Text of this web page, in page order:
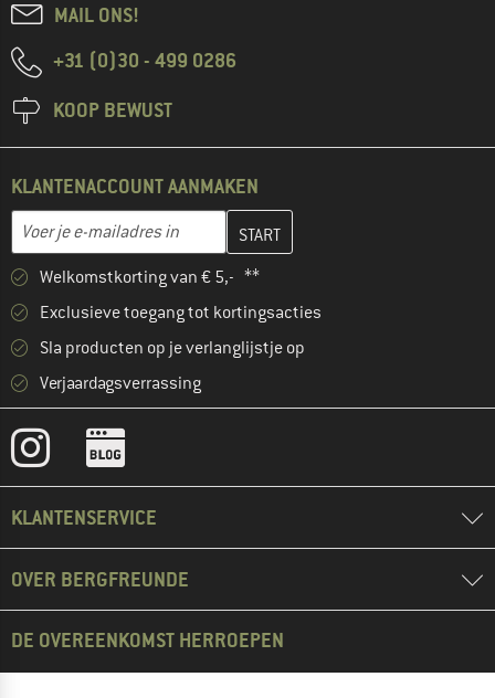
MAIL ONS!
+31 (0)30 - 499 0286
KOOP BEWUST
KLANTENACCOUNT AANMAKEN
E-mailadres
Vul je e-mailadres hier in en maak in de volgende stap je
Welkomstkorting van € 5,- **
Exclusieve toegang tot kortingsacties
Sla producten op je verlanglijstje op
Verjaardagsverrassing
KLANTENSERVICE
OVER BERGFREUNDE
DE OVEREENKOMST HERROEPEN